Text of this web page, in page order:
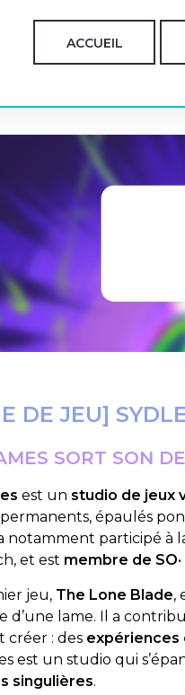
ACCUEIL
DE JEU]
SORT SON
est un studio de jeux
épaulés
notamment participé à
et est membre de
jeu, The Lone Blade,
d’une lame. Il a
créer : des expériences
est un studio qui
singulières.